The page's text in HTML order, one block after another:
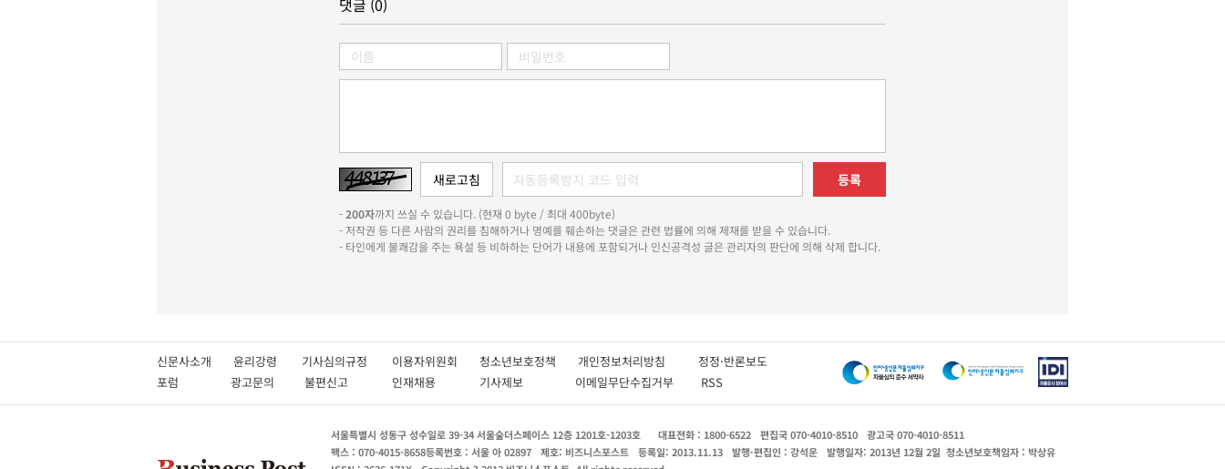
댓글 (0)
등록
-200자까지 쓰실 수 있습니다. (현재 0 byte / 최대 400byte)
- 저작권 등 다른 사람의 권리를 침해하거나 명예를 훼손하는 댓글은 관련 법률에 의해 제재를 받을 수 있습니다.
- 타인에게 불쾌감을 주는 욕설 등 비하하는 단어가 내용에 포함되거나 인신공격성 글은 관리자의 판단에 의해 삭제 합니다.
신문사소개 윤리강령 기사심의규정 이용자위원회 청소년보호정책 개인정보처리방침 정정·반론보도
포럼
광고문의 불편신고 인재채용 기사제보 이메일무단수집거부 RSS
서울특별시 성동구 성수일로 39-34 서울숲더스페이스 12층 1201호-1203호 대표전화 : 1800-6522 편집국 070-4010-8510
광고국 070-4010-8511
팩스 : 070-4015-8658등록번호 : 서울 아 02897 제호: 비즈니스포스트 등록일: 2013.11.13 발행·편집인 : 강석운 발행일자: 2013년 12월 2일 청소년보호책임자 : 박상유